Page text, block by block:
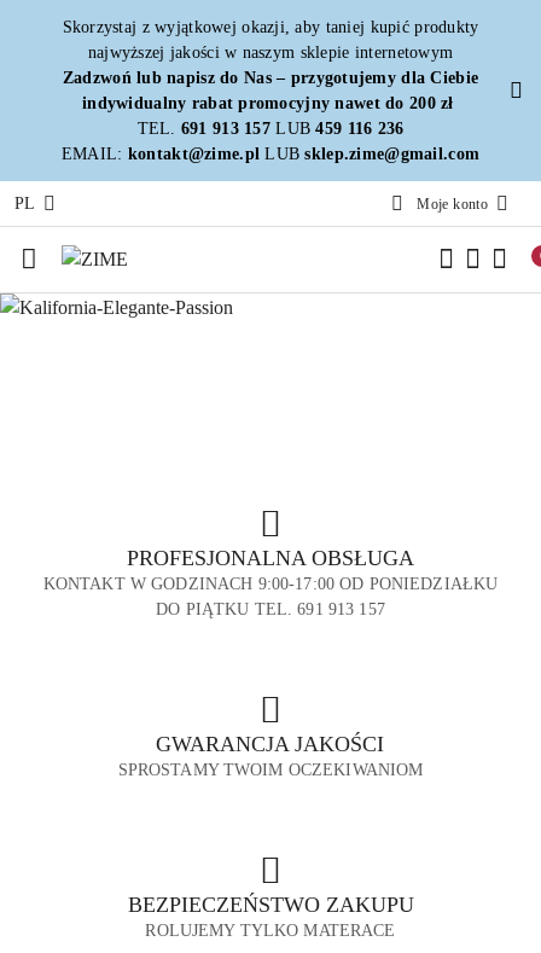
Przejdź do treści głównej
Przejdź do wyszukiwarki
Przejdź do moje konto
Przejdź do menu głównego
Przejdź do stopki
Skorzystaj z wyjątkowej okazji, aby taniej kupić produkty
najwyższej jakości w naszym sklepie internetowym
Zadzwoń lub napisz do Nas – przygotujemy dla Ciebie
indywidualny rabat promocyjny nawet do 200 zł
TEL. 691 913 157 LUB459 116 236
EMAIL: kontakt@zime.pl LUBsklep.zime@gmail.com
PL Moje konto
Pomiń karuzelę promocyjną
PROFESJONALNA OBSŁUGA
KONTAKT W GODZINACH 9:00-17:00 OD PONIEDZIAŁKU
DO PIĄTKU TEL. 691 913 157
GWARANCJA JAKOŚCI
SPROSTAMY TWOIM OCZEKIWANIOM
BEZPIECZEŃSTWO ZAKUPU
ROLUJEMY TYLKO MATERACE